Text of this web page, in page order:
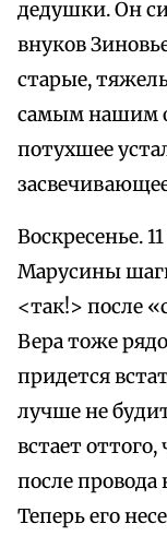
дедушки. Он
внуков
старые,
самым нашим
потухшее
Воскресенье.
Марусины
<так!> после
Вера тоже
придется
лучше не
встает оттого,
после провода
Теперь его